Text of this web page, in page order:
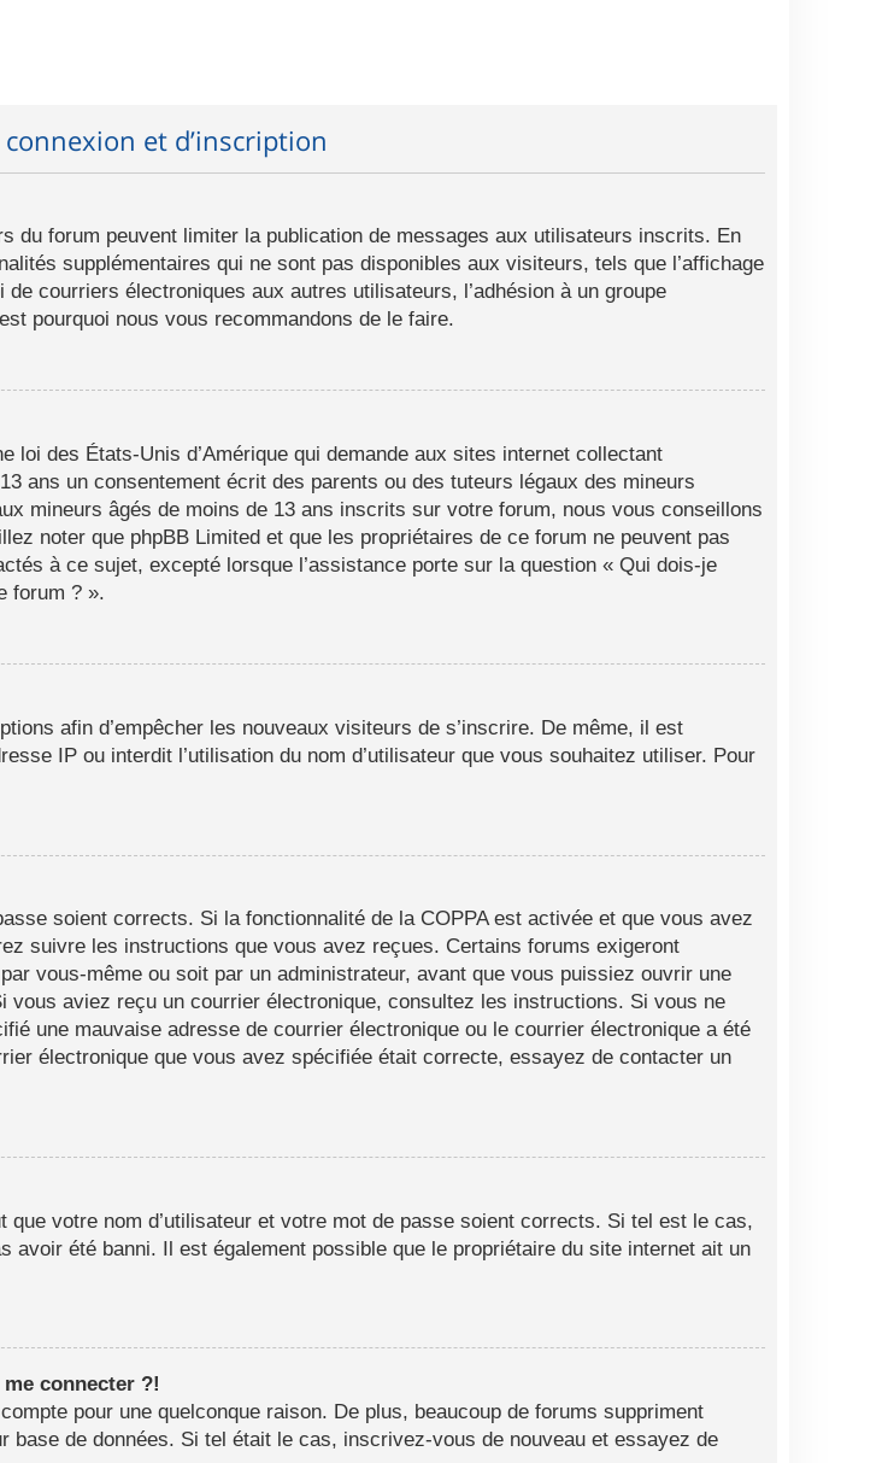
et d’inscription
du forum peuvent limiter la publication de messages aux utilisateurs inscrits. En
supplémentaires qui ne sont pas disponibles aux visiteurs, tels que l’affichage
courriers électroniques aux autres utilisateurs, l’adhésion à un groupe
pourquoi nous vous recommandons de le faire.
loi des États-Unis d’Amérique qui demande aux sites internet collectant
ans un consentement écrit des parents ou des tuteurs légaux des mineurs
mineurs âgés de moins de 13 ans inscrits sur votre forum, nous vous conseillons
noter que phpBB Limited et que les propriétaires de ce forum ne peuvent pas
à ce sujet, excepté lorsque l’assistance porte sur la question « Qui dois-je
forum ? ».
afin d’empêcher les nouveaux visiteurs de s’inscrire. De même, il est
IP ou interdit l’utilisation du nom d’utilisateur que vous souhaitez utiliser. Pour
soient corrects. Si la fonctionnalité de la COPPA est activée et que vous avez
suivre les instructions que vous avez reçues. Certains forums exigeront
vous-même ou soit par un administrateur, avant que vous puissiez ouvrir une
aviez reçu un courrier électronique, consultez les instructions. Si vous ne
une mauvaise adresse de courrier électronique ou le courrier électronique a été
électronique que vous avez spécifiée était correcte, essayez de contacter un
votre nom d’utilisateur et votre mot de passe soient corrects. Si tel est le cas,
été banni. Il est également possible que le propriétaire du site internet ait un
connecter ?!
pour une quelconque raison. De plus, beaucoup de forums suppriment
de données. Si tel était le cas, inscrivez-vous de nouveau et essayez de